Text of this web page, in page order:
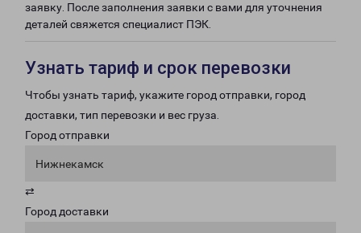
заявку. После заполнения заявки с вами для уточнения
деталей свяжется специалист ПЭК.
Узнать тариф и срок перевозки
Чтобы узнать тариф, укажите город отправки, город
доставки, тип перевозки и вес груза.
Город отправки
Нижнекамск
⇄
Город доставки